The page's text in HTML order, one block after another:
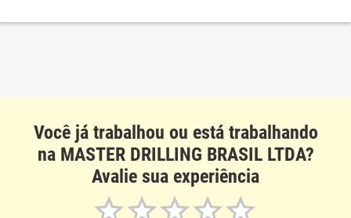
Você já trabalhou ou está trabalhando
na MASTER DRILLING BRASIL LTDA?
Avalie sua experiência